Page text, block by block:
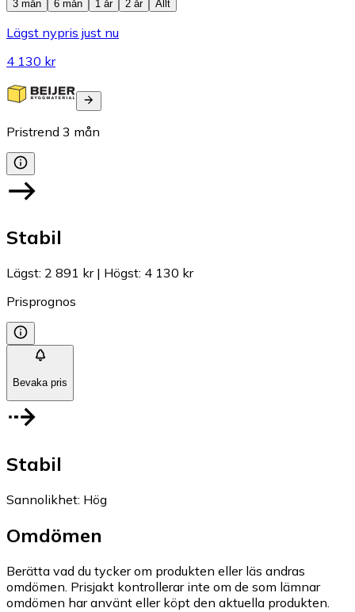
3 mån
6 mån 1 år 2 år Allt
Lägst nypris just nu
4 130 kr
Pristrend 3 mån
Stabil
Lägst: 2 891 kr| Högst: 4 130 kr
Prisprognos
Bevaka pris
Stabil
Sannolikhet: Hög
Omdömen
Berätta vad du tycker om produkten eller läs andras
omdömen. Prisjakt kontrollerar inte om de som lämnar
omdömen har använt eller köpt den aktuella produkten.